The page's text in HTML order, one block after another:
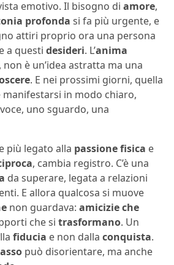
emotivo. Il bisogno di amore,
profonda si fa più urgente, e
attiri proprio ora una persona
a questi desideri. L’anima
, non è un’idea astratta ma una
. E nei prossimi giorni, quella
in modo chiaro,
uno sguardo, una
più legato alla passione fisica e
, cambia registro. C’è una
da superare, legata a relazioni
E allora qualcosa si muove
non guardava: amicizie che
che si trasformano. Un
fiducia e non dalla conquista.
può disorientare, ma anche